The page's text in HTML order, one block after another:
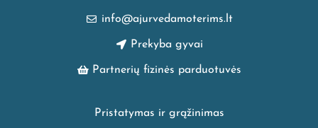
info@ajurvedamoterims.lt
Prekyba gyvai
Partnerių fizinės parduotuvės
Pristatymas ir grąžinimas